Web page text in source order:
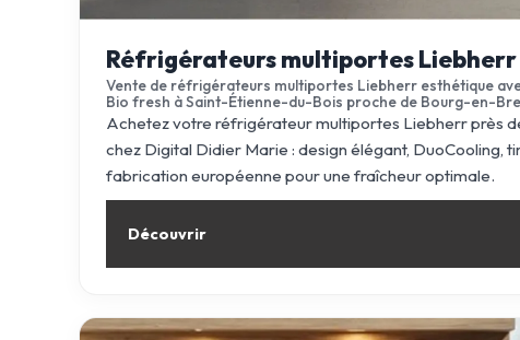
Réfrigérateurs multiportes Liebherr
Vente de réfrigérateurs multiportes Liebherr esthétique
Bio fresh à Saint-Étienne-du-Bois proche de Bourg-en-
Achetez votre réfrigérateur multiportes Liebherr près
chez Digital Didier Marie : design élégant, DuoCooling,
fabrication européenne pour une fraîcheur optimale.
Découvrir